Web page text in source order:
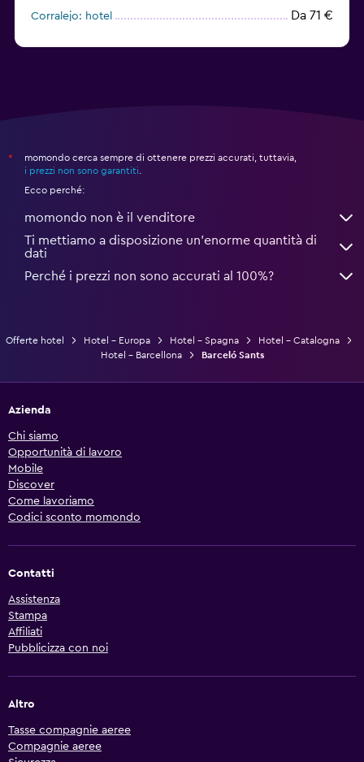
Corralejo: hotel Da 71 €
*
momondo cerca sempre di ottenere prezzi accurati, tuttavia,
i prezzi non sono garantiti
Ecco perché:
momondo non è il venditore
Ti mettiamo a disposizione un’enorme quantità di
dati
Perché i prezzi non sono accurati al 100%?
Offerte hotel Hotel - Europa Hotel - Spagna
Hotel - Catalogna
Hotel - Barcellona
Barceló Sants
Azienda
Chi siamo
Opportunità di lavoro
Mobile
Discover
Come lavoriamo
Codici sconto momondo
Contatti
Assistenza
Stampa
Affiliati
Pubblicizza con noi
Altro
Tasse compagnie aeree
Compagnie aeree